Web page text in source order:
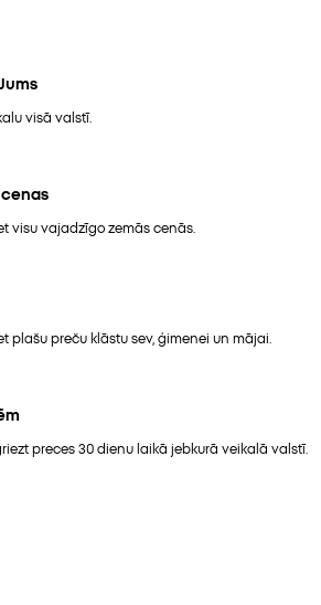
visā valstī.
visu vajadzīgo zemās cenās.
plašu preču klāstu sev, ģimenei un mājai.
preces 30 dienu laikā jebkurā veikalā valstī.